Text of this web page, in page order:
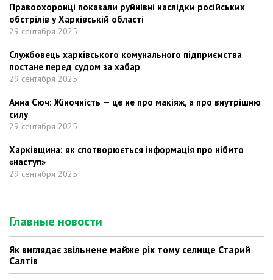
Правоохоронці показали руйнівні наслідки російських
обстрілів у Харківській області
29 сентября 2025
Службовець харківського комунального підприємства
постане перед судом за хабар
29 сентября 2025
Анна Сюч: Жіночність — це не про макіяж, а про внутрішню
силу
29 сентября 2025
Харківщина: як спотворюється інформація про нібито
«наступ»
29 сентября 2025
Главные новости
Як виглядає звільнене майже рік тому селище Старий
Салтів